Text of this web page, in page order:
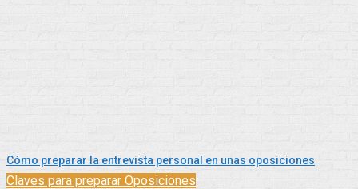
Cómo preparar la entrevista personal en unas oposiciones
Claves para preparar Oposiciones